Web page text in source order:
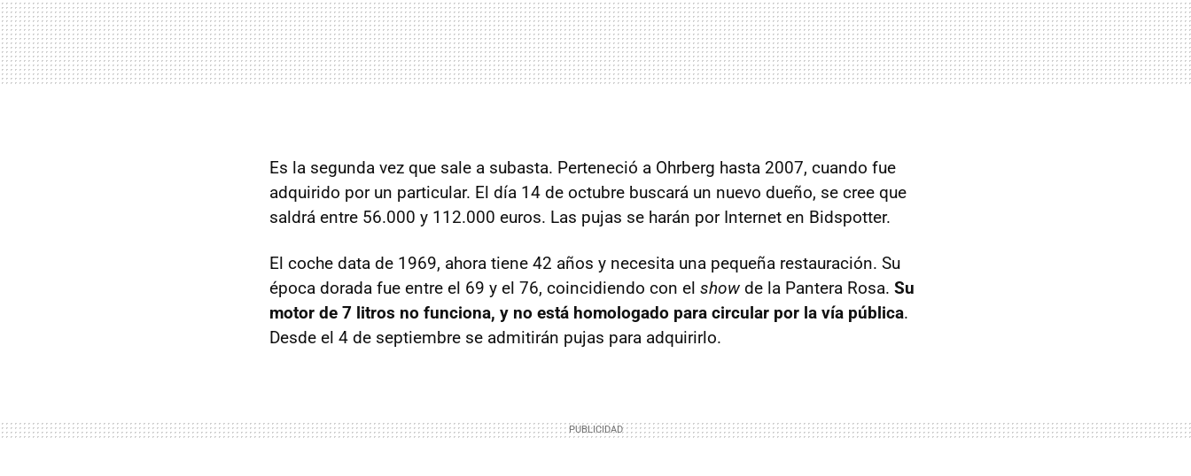
Es la segunda vez que sale a subasta. Perteneció a Ohrberg hasta 2007, cuando fue
adquirido por un particular. El día 14 de octubre buscará un nuevo dueño, se cree que
saldrá entre 56.000 y 112.000 euros. Las pujas se harán por Internet en Bidspotter.
El coche data de 1969, ahora tiene 42 años y necesita una pequeña restauración. Su
época dorada fue entre el 69 y el 76, coincidiendo con el show de la Pantera Rosa. Su
motor de 7 litros no funciona, y no está homologado para circular por la vía pública.
Desde el 4 de septiembre se admitirán pujas para adquirirlo.